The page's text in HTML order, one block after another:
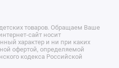
товаров. Обращаем Ваше
сайт носит
характер и ни при каких
офертой, определяемой
кодекса Российской